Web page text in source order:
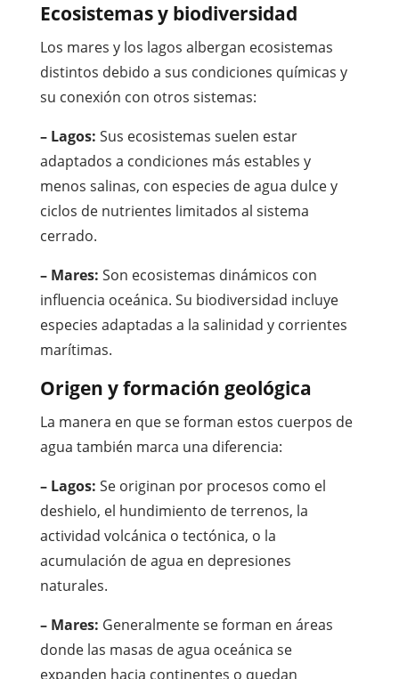
Ecosistemas y biodiversidad
Los mares y los lagos albergan ecosistemas
distintos debido a sus condiciones químicas y
su conexión con otros sistemas:
– Lagos: Sus ecosistemas suelen estar
adaptados a condiciones más estables y
menos salinas, con especies de agua dulce y
ciclos de nutrientes limitados al sistema
cerrado.
– Mares: Son ecosistemas dinámicos con
influencia oceánica. Su biodiversidad incluye
especies adaptadas a la salinidad y corrientes
marítimas.
Origen y formación geológica
La manera en que se forman estos cuerpos de
agua también marca una diferencia:
– Lagos: Se originan por procesos como el
deshielo, el hundimiento de terrenos, la
actividad volcánica o tectónica, o la
acumulación de agua en depresiones
naturales.
– Mares: Generalmente se forman en áreas
donde las masas de agua oceánica se
expanden hacia continentes o quedan